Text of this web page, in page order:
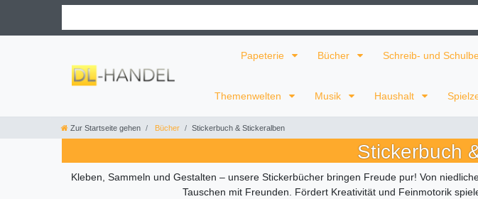
Papeterie Bücher Schreib- und
Themenwelten Musik Haushalt
Zur Startseite gehen Bücher Stickerbuch & Stickeralben
Stickerbuch
Kleben, Sammeln und Gestalten – unsere Stickerbücher bringen Freude pur! Von
Tauschen mit Freunden. Fördert Kreativität und Feinmotorik